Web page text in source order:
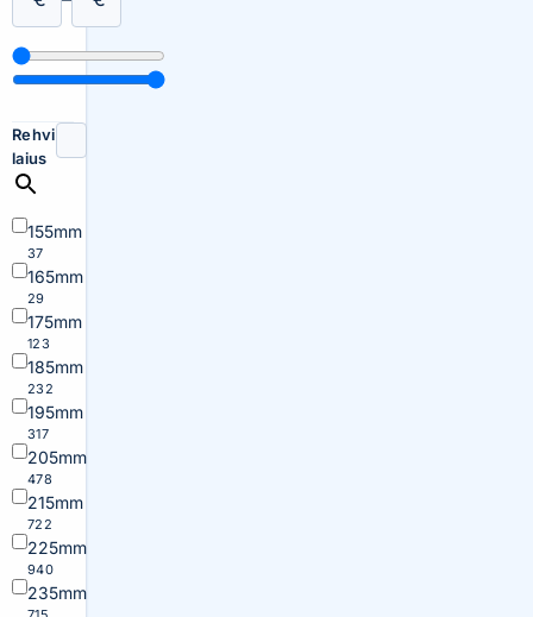
Rehvi
laius
155mm
37
165mm
29
175mm
123
185mm
232
195mm
317
205mm
478
215mm
722
225mm
940
235mm